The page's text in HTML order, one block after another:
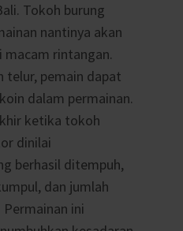
Tokoh burung
nantinya akan
macam rintangan.
telur, pemain dapat
dalam permainan.
ketika tokoh
dinilai
berhasil ditempuh,
dan jumlah
ini